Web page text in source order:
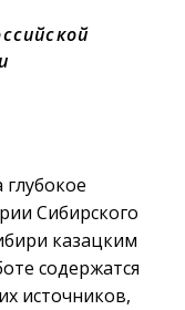
глубокое
Сибирского
казацким
содержатся
источников,